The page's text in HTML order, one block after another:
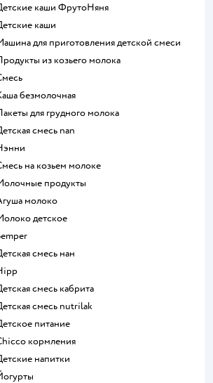
Детские каши ФрутоНяня
детские каши
машина для приготовления детской смеси
продукты из козьего молока
смесь
каша безмолочная
пакеты для грудного молока
детская смесь nan
нэнни
смесь на козьем молоке
молочные продукты
агуша молоко
молоко детское
semper
детская смесь нан
hipp
детская смесь кабрита
детская смесь nutrilak
детское питание
chicco кормления
детские напитки
йогурты